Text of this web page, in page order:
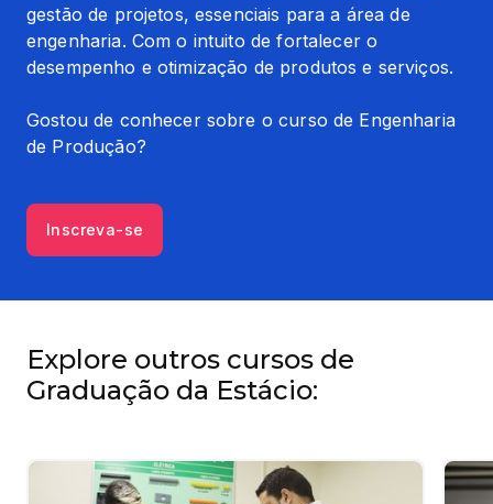
gestão de projetos, essenciais para a área de
engenharia. Com o intuito de fortalecer o
desempenho e otimização de produtos e serviços.
Gostou de conhecer sobre o curso de Engenharia
de Produção?
Inscreva-se
Explore outros cursos de
Graduação da Estácio: